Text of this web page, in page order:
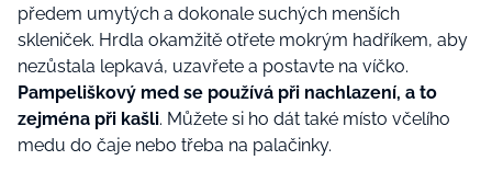
předem umytých a dokonale suchých menších
skleniček. Hrdla okamžitě otřete mokrým hadříkem, aby
nezůstala lepkavá, uzavřete a postavte na víčko.
Pampeliškový med se používá při nachlazení, a to
zejména při kašli. Můžete si ho dát také místo včelího
medu do čaje nebo třeba na palačinky.